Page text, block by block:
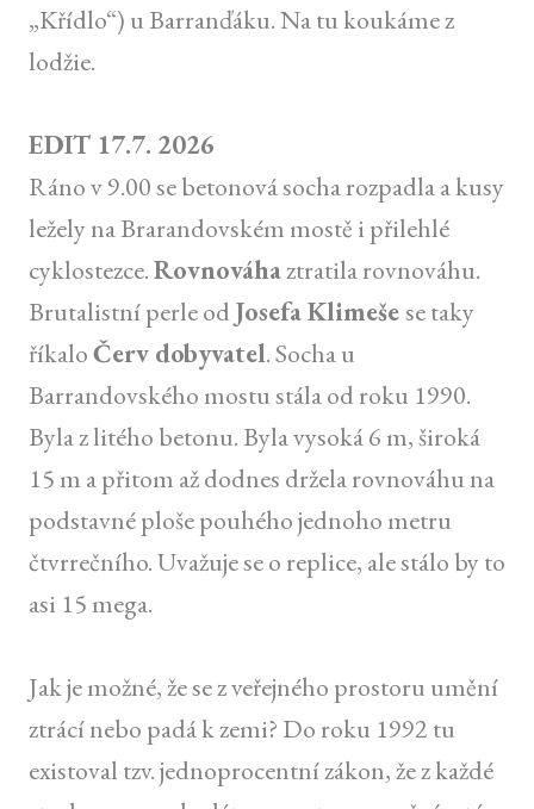
„Křídlo“) u Barranďáku. Na tu koukáme z
lodžie.
EDIT 17.7. 2026
Ráno v 9.00 se betonová socha rozpadla a kusy
ležely na Brarandovském mostě i přilehlé
cyklostezce.Rovnováhaztratila rovnováhu.
Brutalistní perle odJosefa Klimešese taky
říkaloČerv dobyvatel. Socha u
Barrandovského mostu stála od roku 1990.
Byla z litého betonu. Byla vysoká 6 m, široká
15 m a přitom až dodnes držela rovnováhu na
podstavné ploše pouhého jednoho metru
čtvrrečního. Uvažuje se o replice, ale stálo by to
asi 15 mega.
Jak je možné, že se z veřejného prostoru umění
ztrácí nebo padá k zemi? Do roku 1992 tu
existoval tzv. jednoprocentní zákon, že z každé